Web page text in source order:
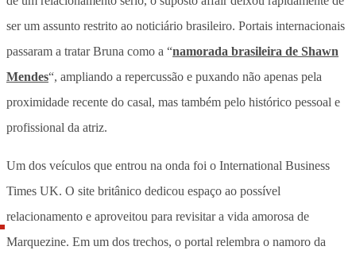
ser um assunto restrito ao noticiário brasileiro. Portais internacionais
passaram a tratar Bruna como a “namorada brasileira de Shawn
Mendes“, ampliando a repercussão e puxando não apenas pela
proximidade recente do casal, mas também pelo histórico pessoal e
profissional da atriz.
Um dos veículos que entrou na onda foi o International Business
Times UK. O site britânico dedicou espaço ao possível
relacionamento e aproveitou para revisitar a vida amorosa de
Marquezine. Em um dos trechos, o portal relembra o namoro da